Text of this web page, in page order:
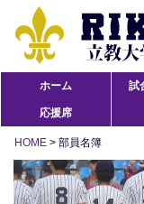
ホーム 試
応援席
HOME > 部員名簿